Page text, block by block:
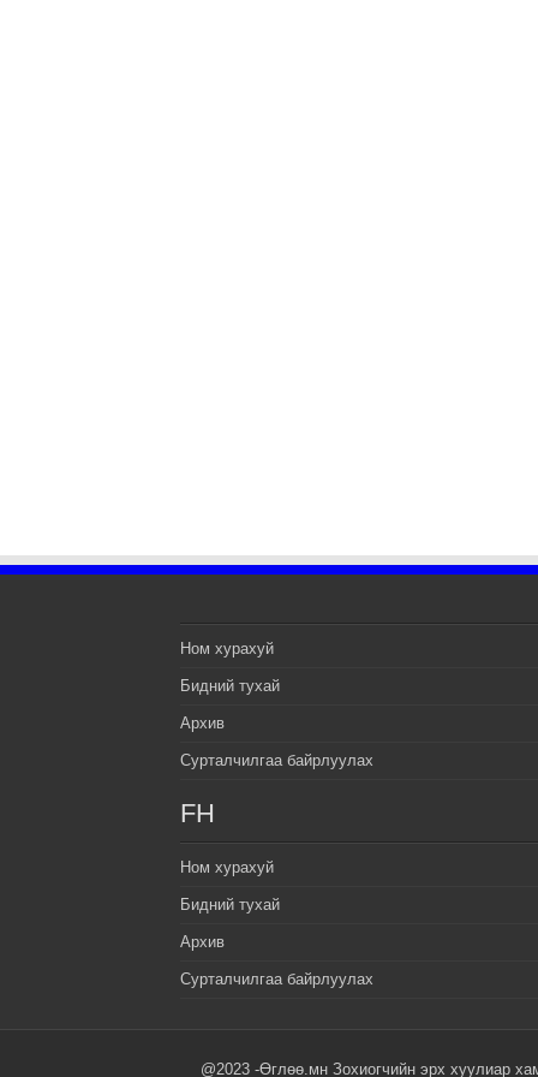
Ном хурахуй
Бидний тухай
Архив
Сурталчилгаа байрлуулах
FH
Ном хурахуй
Бидний тухай
Архив
Сурталчилгаа байрлуулах
@2023 -Өглөө.мн Зохиогчийн эрх хуулиар